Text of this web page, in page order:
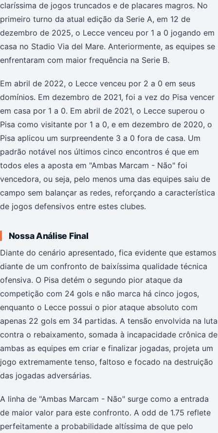
claríssima de jogos truncados e de placares magros. No
primeiro turno da atual edição da Serie A, em 12 de
dezembro de 2025, o Lecce venceu por 1 a 0 jogando em
casa no Stadio Via del Mare. Anteriormente, as equipes se
enfrentaram com maior frequência na Serie B.
Em abril de 2022, o Lecce venceu por 2 a 0 em seus
domínios. Em dezembro de 2021, foi a vez do Pisa vencer
em casa por 1 a 0. Em abril de 2021, o Lecce superou o
Pisa como visitante por 1 a 0, e em dezembro de 2020, o
Pisa aplicou um surpreendente 3 a 0 fora de casa. Um
padrão notável nos últimos cinco encontros é que em
todos eles a aposta em "Ambas Marcam - Não" foi
vencedora, ou seja, pelo menos uma das equipes saiu de
campo sem balançar as redes, reforçando a característica
de jogos defensivos entre estes clubes.
Nossa Análise Final
Diante do cenário apresentado, fica evidente que estamos
diante de um confronto de baixíssima qualidade técnica
ofensiva. O Pisa detém o segundo pior ataque da
competição com 24 gols e não marca há cinco jogos,
enquanto o Lecce possui o pior ataque absoluto com
apenas 22 gols em 34 partidas. A tensão envolvida na luta
contra o rebaixamento, somada à incapacidade crônica de
ambas as equipes em criar e finalizar jogadas, projeta um
jogo extremamente tenso, faltoso e focado na destruição
das jogadas adversárias.
A linha de "Ambas Marcam - Não" surge como a entrada
de maior valor para este confronto. A odd de 1.75 reflete
perfeitamente a probabilidade altíssima de que pelo